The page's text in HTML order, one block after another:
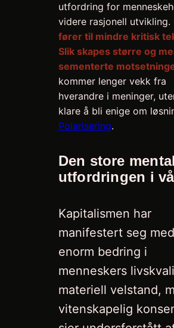
utfordring for
videre rasjonell utvikling.
fører til mindre kritisk
Slik skapes større og
sementerte
kommer lenger vekk fra
hverandre i meninger,
klare å bli enige om
Polarisering.
Den store
utfordringen i
Kapitalismen har
manifestert seg
enorm bedring i
menneskers
materiell velstand,
vitenskapelig